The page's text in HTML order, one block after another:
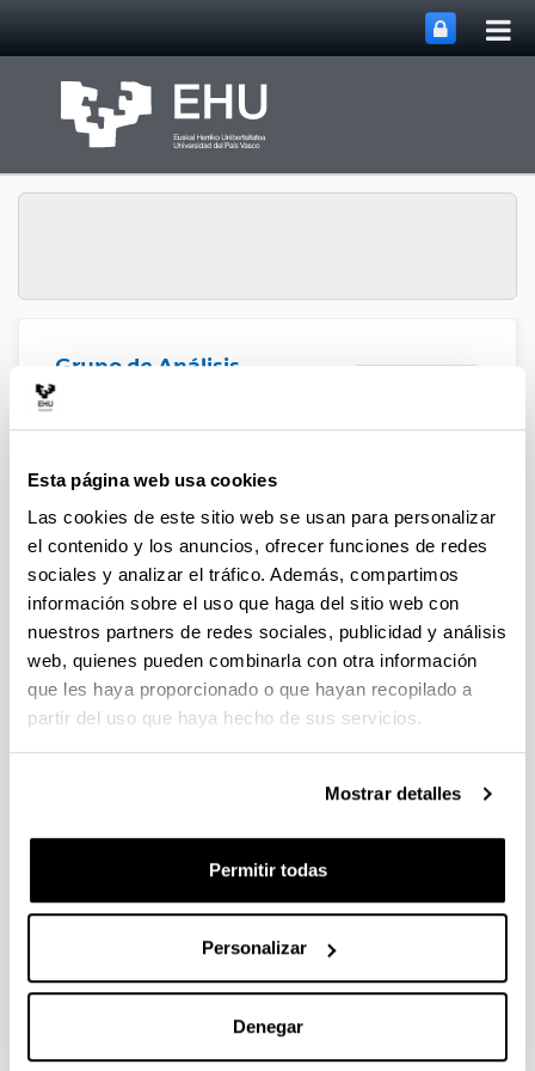
Esta página web usa cookies
Las cookies de este sitio web se usan para personalizar
el contenido y los anuncios, ofrecer funciones de redes
sociales y analizar el tráfico. Además, compartimos
información sobre el uso que haga del sitio web con
nuestros partners de redes sociales, publicidad y análisis
web, quienes pueden combinarla con otra información
que les haya proporcionado o que hayan recopilado a
partir del uso que haya hecho de sus servicios.
Mostrar detalles
Permitir todas
Personalizar
Denegar
Grupo de Análisis
Matricial y Aplicaciones
Proyectos
Propiedades algebraicas y
geométricas de sistemas de control
y matrices (Subvención general a
grupos GIU05/28)
Personal investigador:
I. Zaballa
Entidad financiadora:
Importe total:
<strong>Entidades participantes:</strong>
<strong>N&uacute;mero de investigadores